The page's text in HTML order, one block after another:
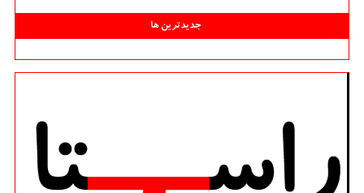
جدیدترین ها